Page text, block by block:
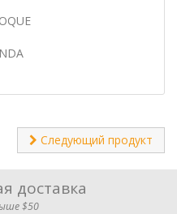
Следующий продукт
доставка
$50